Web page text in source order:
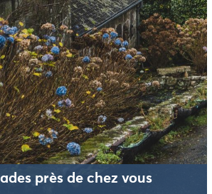
près de chez vous